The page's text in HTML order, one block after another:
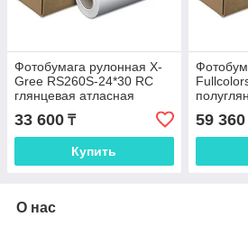
Фотобумага рулонная X-
Gree RS260S-24*30 RC
глянцевая атласная
SATIN 24"
(610мм*30м*50мм) 260 г/
м2
33 600 ₸
Купить
36"
255 г/м2
59 360
О нас